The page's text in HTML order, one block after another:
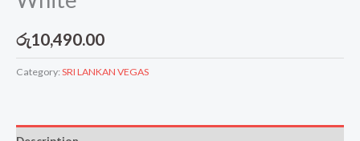
රු10,490.00
Category: SRI LANKAN VEGAS